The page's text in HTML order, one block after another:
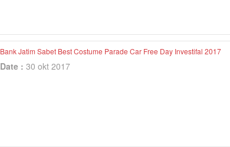
Bank Jatim Sabet Best Costume Parade Car Free Day Investifal 2017
Date : 30 okt 2017